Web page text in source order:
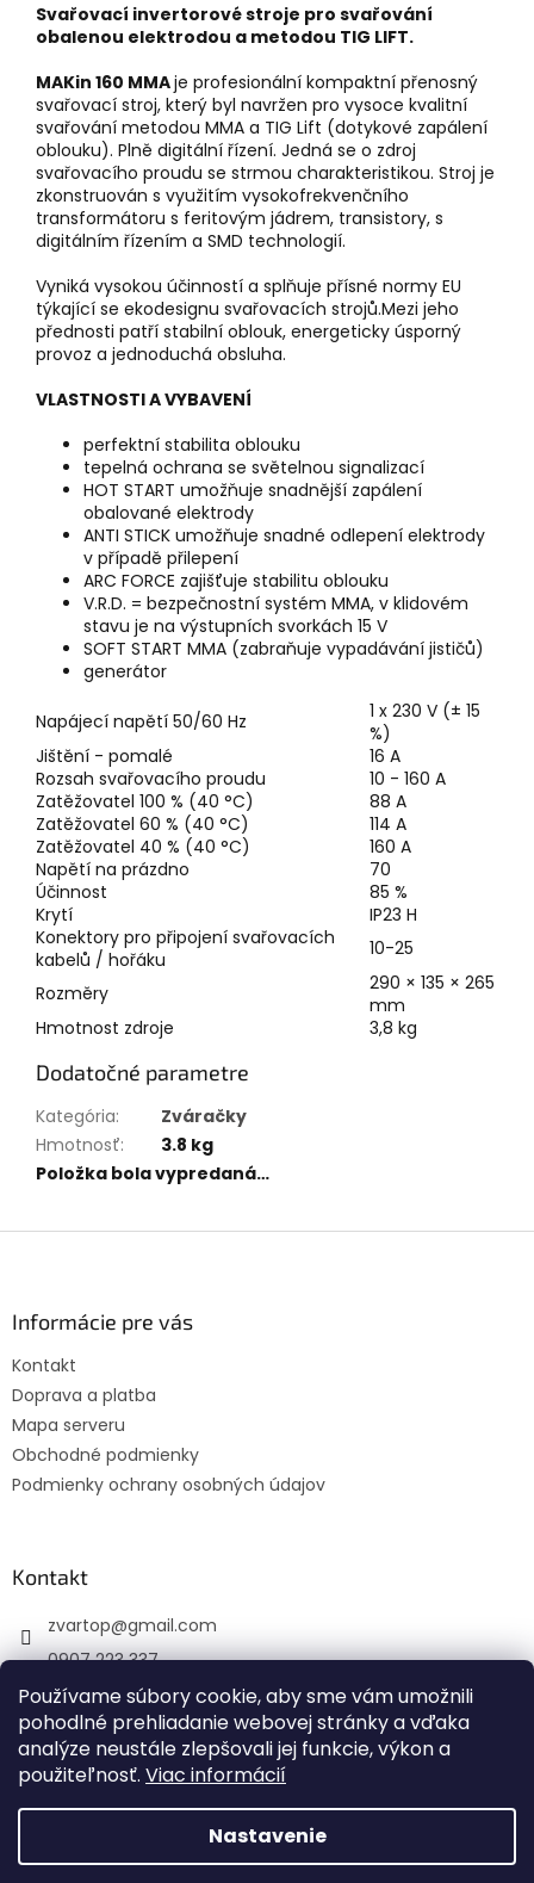
Používame súbory cookie, aby sme vám umožnili
pohodlné prehliadanie webovej stránky a vďaka
analýze neustále zlepšovali jej funkcie, výkon a
použiteľnosť. Viac informácií
Nastavenie
Svařovací invertorové stroje pro svařování
obalenou elektrodou a metodou TIG LIFT.
MAKin 160 MMAje profesionální kompaktní přenosný
svařovací stroj, který byl navržen pro vysoce kvalitní
svařování metodou MMA a TIG Lift (dotykové zapálení
oblouku). Plně digitální řízení. Jedná se o zdroj
svařovacího proudu se strmou charakteristikou. Stroj je
zkonstruován s využitím vysokofrekvenčního
transformátoru s feritovým jádrem, transistory, s
digitálním řízením a SMD technologií.
Vyniká vysokou účinností a splňuje přísné normy EU
týkající se ekodesignu svařovacích strojů.Mezi jeho
přednosti patří stabilní oblouk, energeticky úsporný
provoz a jednoduchá obsluha.
VLASTNOSTI A VYBAVENÍ
perfektní stabilita oblouku
tepelná ochrana se světelnou signalizací
HOT START umožňuje snadnější zapálení
obalované elektrody
ANTI STICK umožňuje snadné odlepení elektrody
v případě přilepení
ARC FORCE zajišťuje stabilitu oblouku
V.R.D. = bezpečnostní systém MMA, v klidovém
stavu je na výstupních svorkách 15 V
SOFT START MMA (zabraňuje vypadávání jističů)
generátor
Napájecí napětí 50/60 Hz
1 x 230 V (± 15
%)
Jištění - pomalé
16 A
Rozsah svařovacího proudu
10 - 160 A
Zatěžovatel 100 % (40 °C)
88 A
Zatěžovatel 60 % (40 °C)
114 A
Zatěžovatel 40 % (40 °C)
160 A
Napětí na prázdno
70
Účinnost
85 %
Krytí
IP23 H
Konektory pro připojení svařovacích
kabelů / hořáku
10-25
Rozměry
290 × 135 × 265
mm
Hmotnost zdroje
3,8 kg
Dodatočné parametre
Kategória:
Zváračky
Hmotnosť:
3.8 kg
Položka bola vypredaná…
Informácie pre vás
Kontakt
Doprava a platba
Mapa serveru
Obchodné podmienky
Podmienky ochrany osobných údajov
Kontakt
zvartop@gmail.com
0907 223 337
Sledujte nás na Facebooku
zvartop_s.r.o
Vytvoril Shoptet